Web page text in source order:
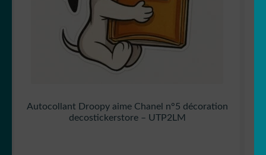
Autocollant Droopy aime Chanel n°5 décoration
decostickerstore – UTP2LM